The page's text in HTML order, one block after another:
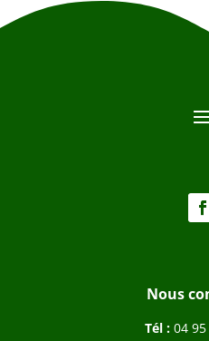
Nous
Tél : 04